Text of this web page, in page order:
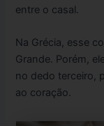
entre o casal.
Na Grécia, esse
Grande. Porém,
no dedo terceiro,
ao coração.